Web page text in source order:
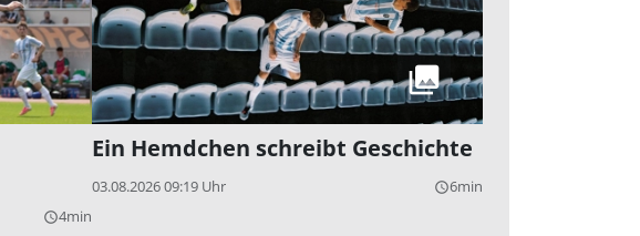
query_builder4min
Ein Hemdchen schreibt Geschichte
03.08.2026 09:19 Uhr query_builder6min